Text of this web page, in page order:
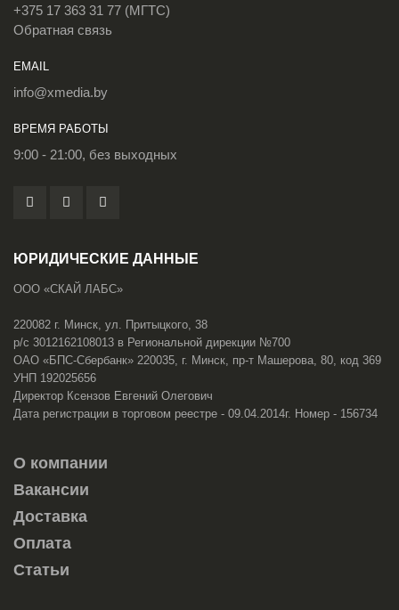
+375 17 363 31 77 (МГТС)
Обратная связь
EMAIL
info@xmedia.by
ВРЕМЯ РАБОТЫ
9:00 - 21:00, без выходных
ЮРИДИЧЕСКИЕ ДАННЫЕ
ООО «СКАЙ ЛАБС»
220082 г. Минск, ул. Притыцкого, 38
р/с 3012162108013 в Региональной дирекции №700
ОАО «БПС-Сбербанк» 220035, г. Минск, пр-т Машерова, 80, код 369
УНП 192025656
Директор Ксензов Евгений Олегович
Дата регистрации в торговом реестре - 09.04.2014г. Номер - 156734
О компании
Вакансии
Доставка
Оплата
Статьи